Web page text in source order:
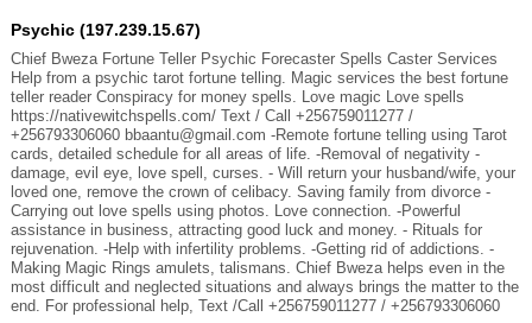
Psychic (197.239.15.67)
Chief Bweza Fortune Teller Psychic Forecaster Spells Caster Services
Help from a psychic tarot fortune telling. Magic services the best fortune
teller reader Conspiracy for money spells. Love magic Love spells
https://nativewitchspells.com/ Text / Call +256759011277 /
+256793306060 bbaantu@gmail.com -Remote fortune telling using Tarot
cards, detailed schedule for all areas of life. -Removal of negativity -
damage, evil eye, love spell, curses. - Will return your husband/wife, your
loved one, remove the crown of celibacy. Saving family from divorce -
Carrying out love spells using photos. Love connection. -Powerful
assistance in business, attracting good luck and money. - Rituals for
rejuvenation. -Help with infertility problems. -Getting rid of addictions. -
Making Magic Rings amulets, talismans. Chief Bweza helps even in the
most difficult and neglected situations and always brings the matter to the
end. For professional help, Text /Call +256759011277 / +256793306060